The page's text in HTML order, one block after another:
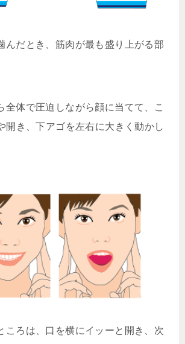
んだとき、筋肉が最も盛り上がる部
全体で圧迫しながら顔に当てて、こ
開き、下アゴを左右に大きく動かし
ころは、口を横にイッーと開き、次